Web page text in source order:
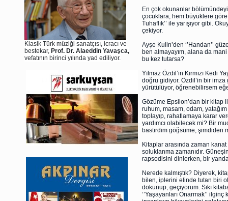
Klasik Türk müziği sanatçısı, icracı ve
bestekar, Prof. Dr. Alaeddin Yavaşca,
vefatının birinci yılında yad ediliyor.
En çok okunanlar
çocuklara, hem büyüklere göre
Tuhaflık’’ ile yarışıyor gibi.
çekiyor.
Ayşe Kulin’den ‘’Handan’’
ben almayayım, alana da
bu kez tutarsa?
Yılmaz Özdil’in Kırmızı Kedi
doğru gidiyor. Özdil’in bir
yürütülüyor, öğrenebilirsem
Gözüme Epsilon’dan bir kitap
ruhum, masam, odam, yatağım
toplayıp, rahatlamaya karar
yardımcı olabilecek mi? Bir
bastırdım göğsüme, şimdiden
Kitaplar arasında zaman
soluklanma zamanıdır.
rapsodisini dinlerken, bir
Nerede kalmıştık? Diyerek,
bilen, iplerini elinde tutan biri
dokunup, geçiyorum. Sıkı
‘’Yaşayanları Onarmak’’